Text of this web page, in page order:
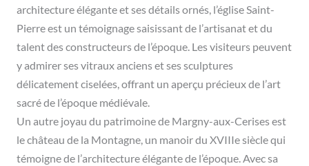
architecture élégante et ses détails ornés, l’église Saint-
Pierre est un témoignage saisissant de l’artisanat et du
talent des constructeurs de l’époque. Les visiteurs peuvent
y admirer ses vitraux anciens et ses sculptures
délicatement ciselées, offrant un aperçu précieux de l’art
sacré de l’époque médiévale.
Un autre joyau du patrimoine de Margny-aux-Cerises est
le château de la Montagne, un manoir du XVIIIe siècle qui
témoigne de l’architecture élégante de l’époque. Avec sa